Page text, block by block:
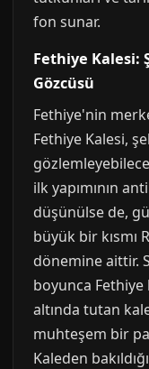
fon sunar.
Fethiye Kalesi:
Gözcüsü
Fethiye'nin
Fethiye Kalesi,
ilk yapımının
düşünülse de,
büyük bir kısmı
dönemine aittir.
boyunca Fethiye
altında tutan
muhteşem bir
Kaleden